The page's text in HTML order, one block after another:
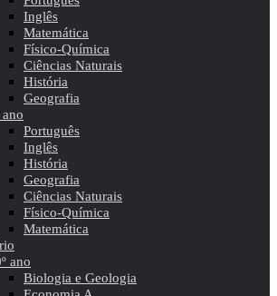
Inglês
Matemática
Físico-Química
Ciências Naturais
História
Geografia
ano
Português
Inglês
História
Geografia
Ciências Naturais
Físico-Química
Matemática
ano
Biologia e Geologia